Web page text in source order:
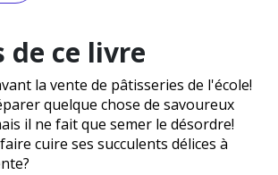
de ce livre
la vente de pâtisseries de l'école!
quelque chose de savoureux
il ne fait que semer le désordre!
cuire ses succulents délices à